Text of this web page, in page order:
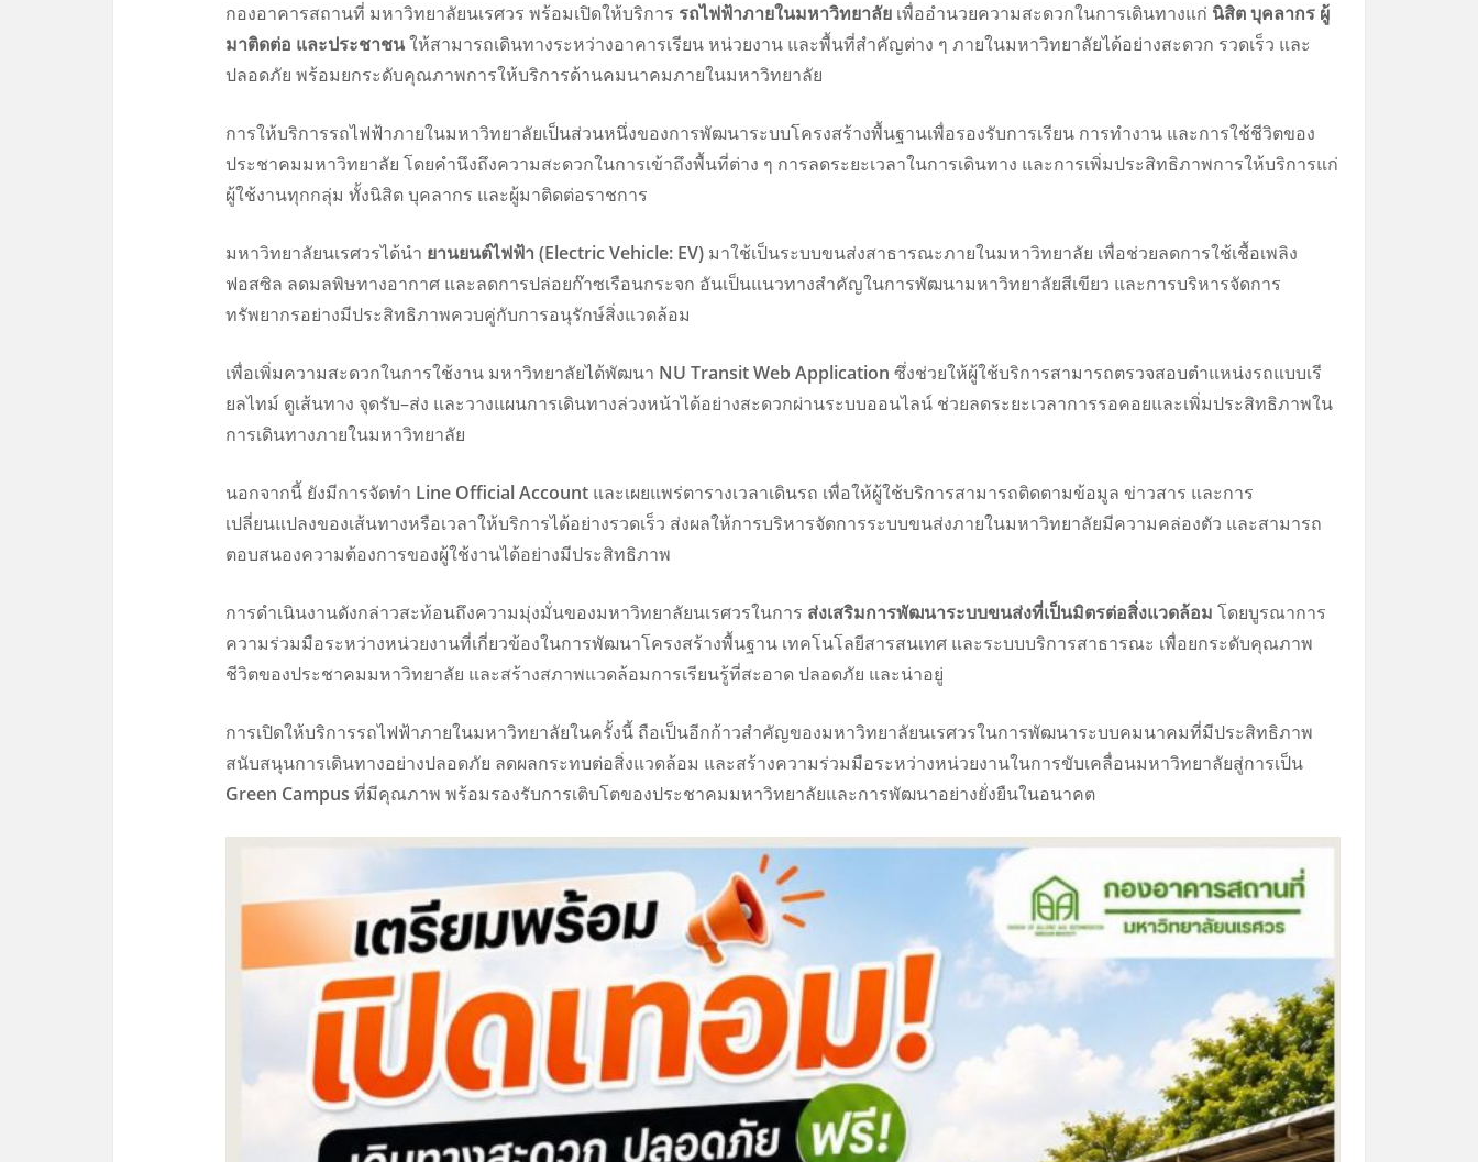
กองอาคารสถานที่ มหาวิทยาลัยนเรศวร พร้อมเปิดให้บริการ รถไฟฟ้าภายในมหาวิทยาลัย เพื่ออำนวยความสะดวกในการเดินทางแก่ นิสิต บุคลากร ผู้
มาติดต่อ และประชาชนให้สามารถเดินทางระหว่างอาคารเรียน หน่วยงาน และพื้นที่สำคัญต่าง ๆ ภายในมหาวิทยาลัยได้อย่างสะดวก รวดเร็ว และ
ปลอดภัย พร้อมยกระดับคุณภาพการให้บริการด้านคมนาคมภายในมหาวิทยาลัย
การให้บริการรถไฟฟ้าภายในมหาวิทยาลัยเป็นส่วนหนึ่งของการพัฒนาระบบโครงสร้างพื้นฐานเพื่อรองรับการเรียน การทำงาน และการใช้ชีวิตของ
ประชาคมมหาวิทยาลัย โดยคำนึงถึงความสะดวกในการเข้าถึงพื้นที่ต่าง ๆ การลดระยะเวลาในการเดินทาง และการเพิ่มประสิทธิภาพการให้บริการแก่
ผู้ใช้งานทุกกลุ่ม ทั้งนิสิต บุคลากร และผู้มาติดต่อราชการ
มหาวิทยาลัยนเรศวรได้นำ ยานยนต์ไฟฟ้า (Electric Vehicle: EV) มาใช้เป็นระบบขนส่งสาธารณะภายในมหาวิทยาลัย เพื่อช่วยลดการใช้เชื้อเพลิง
ฟอสซิล ลดมลพิษทางอากาศ และลดการปล่อยก๊าซเรือนกระจก อันเป็นแนวทางสำคัญในการพัฒนามหาวิทยาลัยสีเขียว และการบริหารจัดการ
ทรัพยากรอย่างมีประสิทธิภาพควบคู่กับการอนุรักษ์สิ่งแวดล้อม
เพื่อเพิ่มความสะดวกในการใช้งาน มหาวิทยาลัยได้พัฒนา NU Transit Web Application ซึ่งช่วยให้ผู้ใช้บริการสามารถตรวจสอบตำแหน่งรถแบบเรี
ยลไทม์ ดูเส้นทาง จุดรับ–ส่ง และวางแผนการเดินทางล่วงหน้าได้อย่างสะดวกผ่านระบบออนไลน์ ช่วยลดระยะเวลาการรอคอยและเพิ่มประสิทธิภาพใน
การเดินทางภายในมหาวิทยาลัย
นอกจากนี้ ยังมีการจัดทำ Line Official Account และเผยแพร่ตารางเวลาเดินรถ เพื่อให้ผู้ใช้บริการสามารถติดตามข้อมูล ข่าวสาร และการ
เปลี่ยนแปลงของเส้นทางหรือเวลาให้บริการได้อย่างรวดเร็ว ส่งผลให้การบริหารจัดการระบบขนส่งภายในมหาวิทยาลัยมีความคล่องตัว และสามารถ
ตอบสนองความต้องการของผู้ใช้งานได้อย่างมีประสิทธิภาพ
การดำเนินงานดังกล่าวสะท้อนถึงความมุ่งมั่นของมหาวิทยาลัยนเรศวรในการ ส่งเสริมการพัฒนาระบบขนส่งที่เป็นมิตรต่อสิ่งแวดล้อม โดยบูรณาการ
ความร่วมมือระหว่างหน่วยงานที่เกี่ยวข้องในการพัฒนาโครงสร้างพื้นฐาน เทคโนโลยีสารสนเทศ และระบบบริการสาธารณะ เพื่อยกระดับคุณภาพ
ชีวิตของประชาคมมหาวิทยาลัย และสร้างสภาพแวดล้อมการเรียนรู้ที่สะอาด ปลอดภัย และน่าอยู่
การเปิดให้บริการรถไฟฟ้าภายในมหาวิทยาลัยในครั้งนี้ ถือเป็นอีกก้าวสำคัญของมหาวิทยาลัยนเรศวรในการพัฒนาระบบคมนาคมที่มีประสิทธิภาพ
สนับสนุนการเดินทางอย่างปลอดภัย ลดผลกระทบต่อสิ่งแวดล้อม และสร้างความร่วมมือระหว่างหน่วยงานในการขับเคลื่อนมหาวิทยาลัยสู่การเป็น
Green Campus ที่มีคุณภาพ พร้อมรองรับการเติบโตของประชาคมมหาวิทยาลัยและการพัฒนาอย่างยั่งยืนในอนาคต